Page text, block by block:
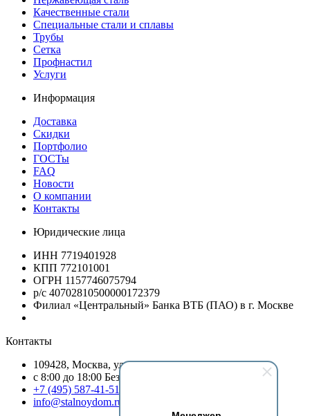
Качественные стали
Специальные стали и сплавы
Трубы
Сетка
Профнастил
Услуги
Информация
Доставка
Скидки
Портфолио
ГОСТы
FAQ
Новости
О компании
Контакты
Юридические лица
ИНН 7719401928
КПП 772101001
ОГРН 1157746075794
р/с 40702810500000172379
Филиал «Центральный» Банка ВТБ (ПАО) в г. Москве
Контакты
109428, Москва, ул.Стахановская, д.19/54, оф.13
c 8:00 до 18:00 Без выходных
+7 (495) 587-41-51
info@stalnoydom.ru